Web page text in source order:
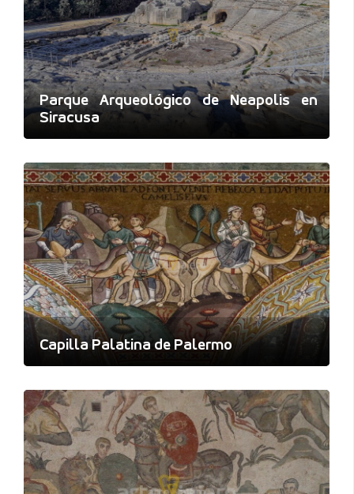
Parque Arqueológico de Neapolis en
Siracusa
Capilla Palatina de Palermo